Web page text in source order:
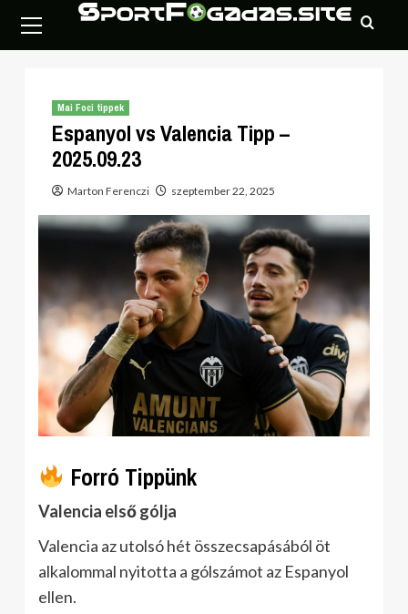
content
Menu
Mai Foci tippek
Espanyol vs Valencia Tipp –
2025.09.23
Marton Ferenczi szeptember 22, 2025
Forró Tippünk
Valencia első gólja
Valencia az utolsó hét összecsapásából öt
alkalommal nyitotta a gólszámot az Espanyol
ellen.